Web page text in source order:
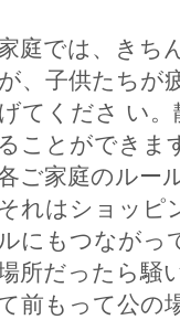
庭では、きち
、子供たちが
てくださ い
ことができま
ご家庭のルー
れはショッピ
にもつながっ
所だったら騒
前もって公の